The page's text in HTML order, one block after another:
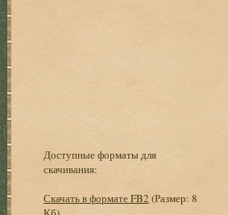
Доступные форматы для
скачивания:
Скачать в формате FB2 (Размер: 8